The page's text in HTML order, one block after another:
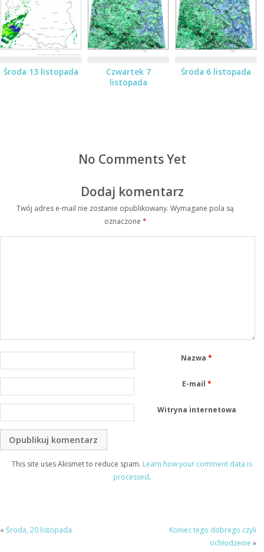
Środa 13 listopada
Czwartek 7
listopada
Środa 6 listopada
No Comments Yet
Dodaj komentarz
Twój adres e-mail nie zostanie opublikowany. Wymagane pola są
oznaczone *
Nazwa*
E-mail *
Witryna internetowa
This site uses Akismet to reduce spam. Learn how your comment data is
processed.
« Środa, 20 listopada
Koniec tego dobrego czyli
ochłodzenie »